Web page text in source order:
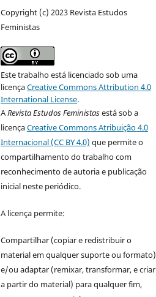
Copyright (c) 2023 Revista Estudos
Feministas
Este trabalho está licenciado sob uma
licençaCreative Commons Attribution 4.0
International License.
ARevista Estudos Feministasestá sob a
licençaCreative Commons Atribuição 4.0
Internacional (CC BY 4.0) que permite o
compartilhamento do trabalho com
reconhecimento de autoria e publicação
inicial neste periódico.
A licença permite:
Compartilhar (copiar e redistribuir o
material em qualquer suporte ou formato)
e/ou adaptar (remixar, transformar, e criar
a partir do material) para qualquer fim,